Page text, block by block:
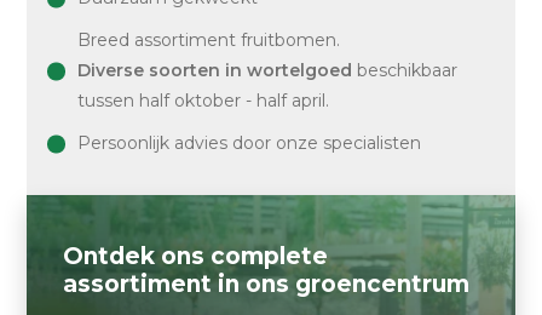
Breed assortiment fruitbomen.
Diverse soorten in wortelgoed beschikbaar
tussen half oktober - half april.
Persoonlijk advies door onze specialisten
Ontdek ons complete
assortiment in ons groencentrum